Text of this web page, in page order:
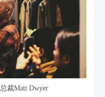
裁Matt Dwyer